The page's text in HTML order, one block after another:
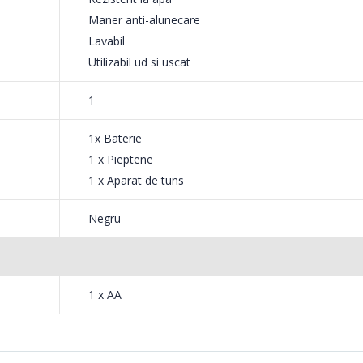
Aparatul pentru ingrijire corporala
terminati.
de ingrijire corporala oriunde doriti
de ingrijire corporala Philips unde este mai comod pentru dvs. Usor
Maner anti-alunecare
Lavabil
Utilizabil ud si uscat
1
1x Baterie
1 x Pieptene
1 x Aparat de tuns
Negru
1 x AA